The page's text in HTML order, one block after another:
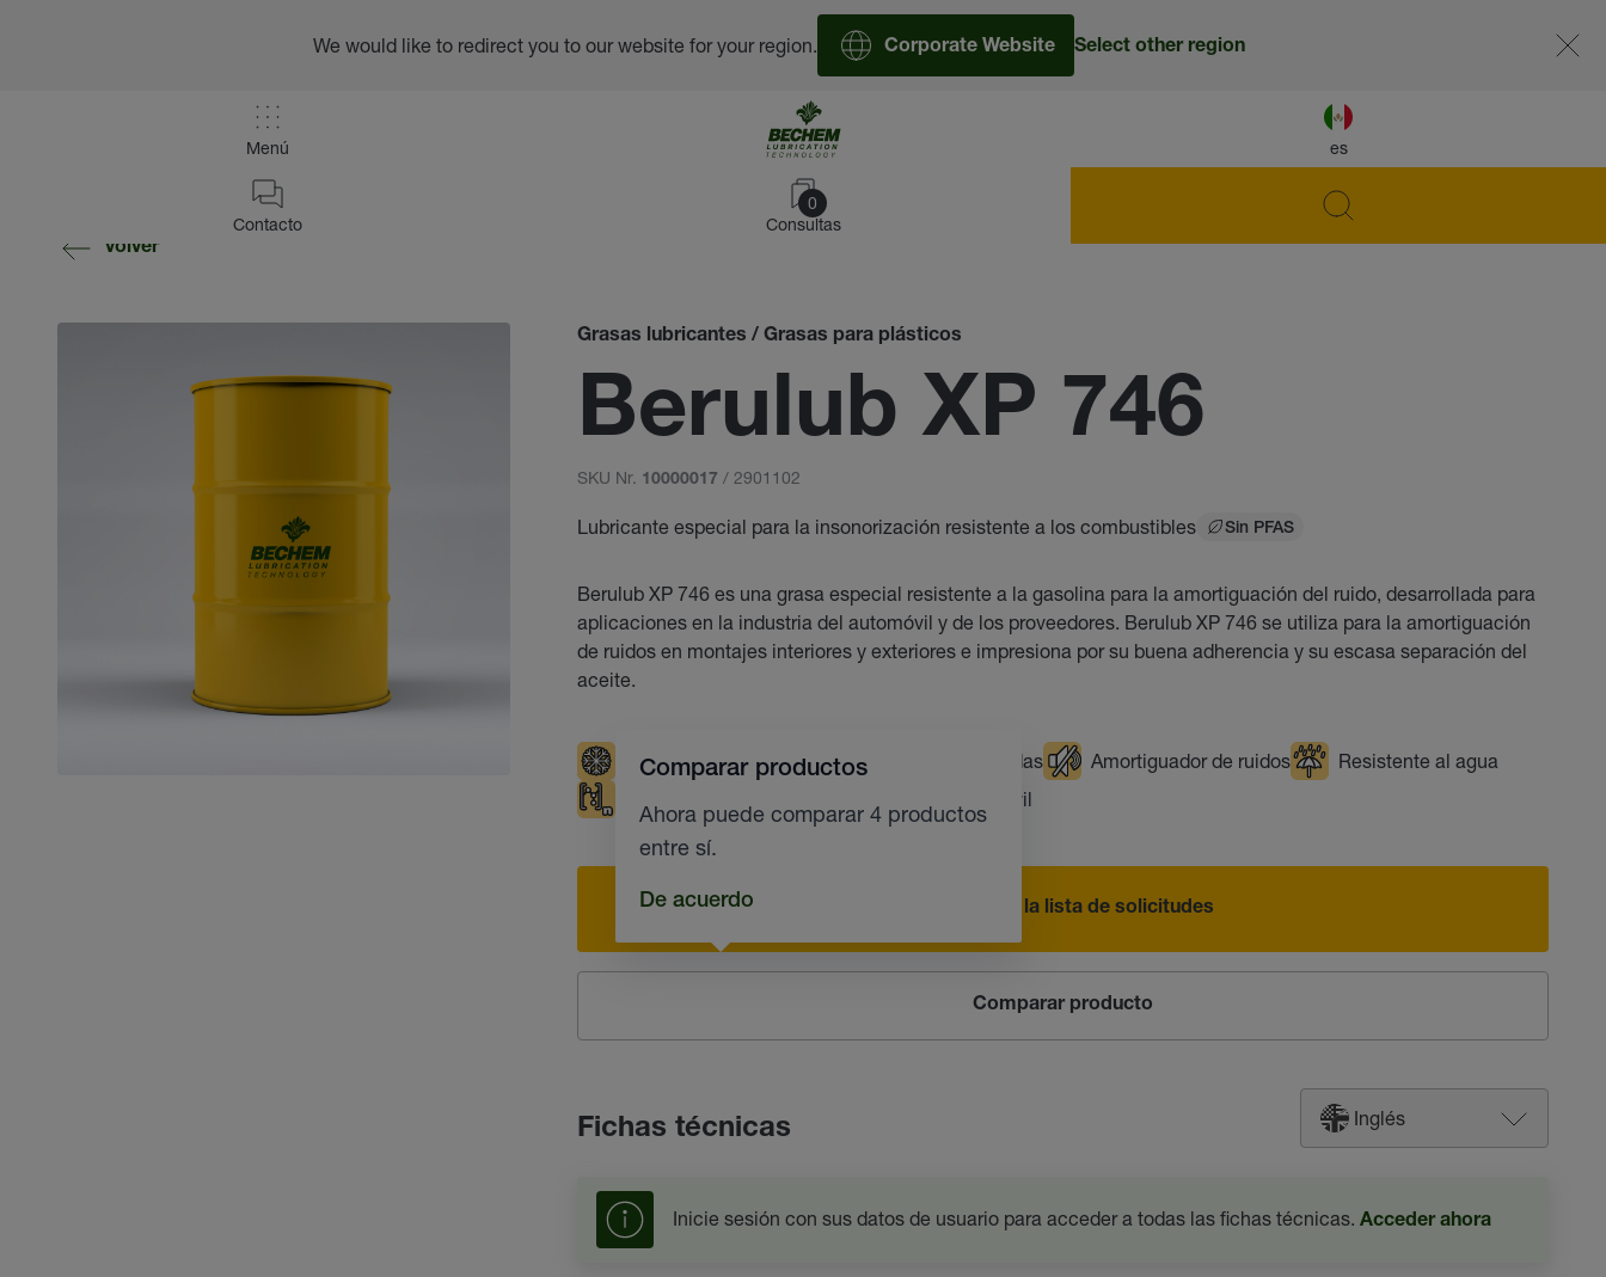
es
Menú
0
Consultas
Contacto
We would like to redirect you to our website for your region. Corporate Website Select other region
volver
Grasas lubricantes / Grasas para plásticos
Berulub XP 746
SKU Nr. 10000017 / 2901102
Lubricante especial para la insonorización resistente a los combustibles Sin PFAS
Berulub XP 746 es una grasa especial resistente a la gasolina para la amortiguación del ruido, desarrollada para
aplicaciones en la industria del automóvil y de los proveedores. Berulub XP 746 se utiliza para la amortiguación
de ruidos en montajes interiores y exteriores e impresiona por su buena adherencia y su escasa separación del
aceite.
Bajas Temperaturas Temperaturas elevadas Amortiguador de ruidos
Resistente al agua
Industria del automóvil
Añadir a la lista de solicitudes
Comparar producto
Comparar productos
Ahora puede comparar 4 productos
entre sí.
De acuerdo
Fichas técnicas Inglés
Inicie sesión con sus datos de usuario para acceder a todas las fichas técnicas. Acceder ahora